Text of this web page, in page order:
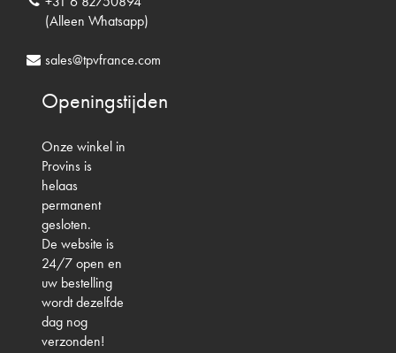
(Alleen Whatsapp)
sales@tpvfrance.com
Openingstijden
Onze winkel in
Provins is
helaas
permanent
gesloten.
De website is
24/7 open en
uw bestelling
wordt dezelfde
dag nog
verzonden!